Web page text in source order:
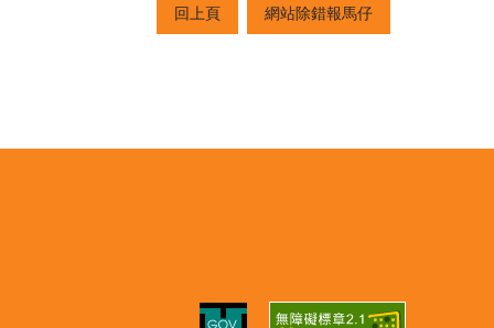
回上頁 網站除錯報馬仔